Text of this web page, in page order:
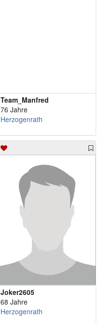
Team_Manfred
76 Jahre
Herzogenrath
Joker2605
68 Jahre
Herzogenrath